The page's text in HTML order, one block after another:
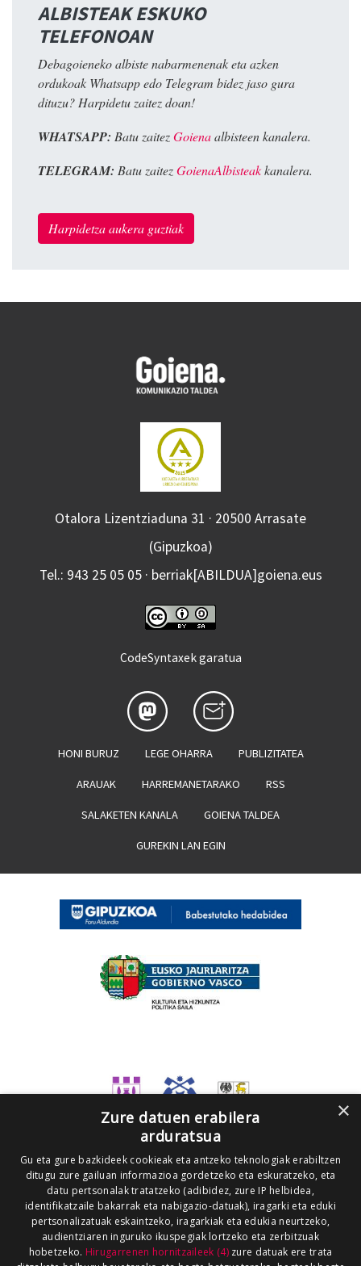
ALBISTEAK ESKUKO
TELEFONOAN
Debagoieneko albiste nabarmenenak eta azken
ordukoak Whatsapp edo Telegram bidez jaso gura
dituzu? Harpidetu zaitez doan!
WHATSAPP: Batu zaitezGoienaalbisteen kanalera.
TELEGRAM: Batu zaitezGoienaAlbisteakkanalera.
Harpidetza aukera guztiak
Otalora Lizentziaduna 31 · 20500 Arrasate
(Gipuzkoa)
Tel.: 943 25 05 05 · berriak[ABILDUA]goiena.eus
CodeSyntaxek garatua
HONI BURUZ LEGE OHARRA PUBLIZITATEA
ARAUAK HARREMANETARAKO RSS
SALAKETEN KANALA GOIENA TALDEA
GUREKIN LAN EGIN
×
Zure datuen erabilera
arduratsua
Gu eta gure bazkideek cookieak eta antzeko teknologiak erabiltzen
ditugu zure gailuan informazioa gordetzeko eta eskuratzeko, eta
datu pertsonalak tratatzeko (adibidez, zure IP helbidea,
identifikatzaile bakarrak eta nabigazio-datuak), iragarki eta eduki
pertsonalizatuak eskaintzeko, iragarkiak eta edukia neurtzeko,
audientziaren inguruko ikuspegiak lortzeko eta zerbitzuak
hobetzeko. Hirugarrenen hornitzaileek (4)zure datuak ere trata